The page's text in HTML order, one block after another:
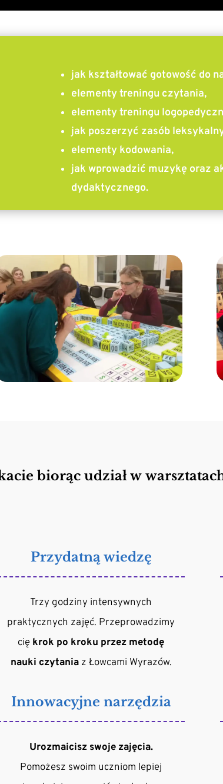
jak kształtować gotowość do
elementy treningu czytania,
elementy treningu
jak poszerzyć zasób
elementy kodowania,
jak wprowadzić muzykę oraz
dydaktycznego.
biorąc udział w
Przydatną wiedzę
Trzy godziny intensywnych
praktycznych zajęć. Przeprowadzimy
cię krok po kroku przez metodę
nauki czytaniaz Łowcami Wyrazów.
Innowacyjne narzędzia
Urozmaicisz swoje zajęcia.
Pomożesz swoim uczniom lepiej